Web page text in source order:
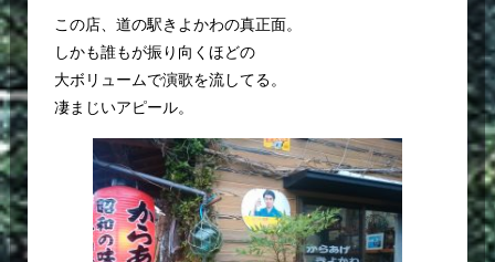
この店、道の駅きよかわの真正面。
しかも誰もが振り向くほどの
大ボリュームで演歌を流してる。
凄まじいアピール。